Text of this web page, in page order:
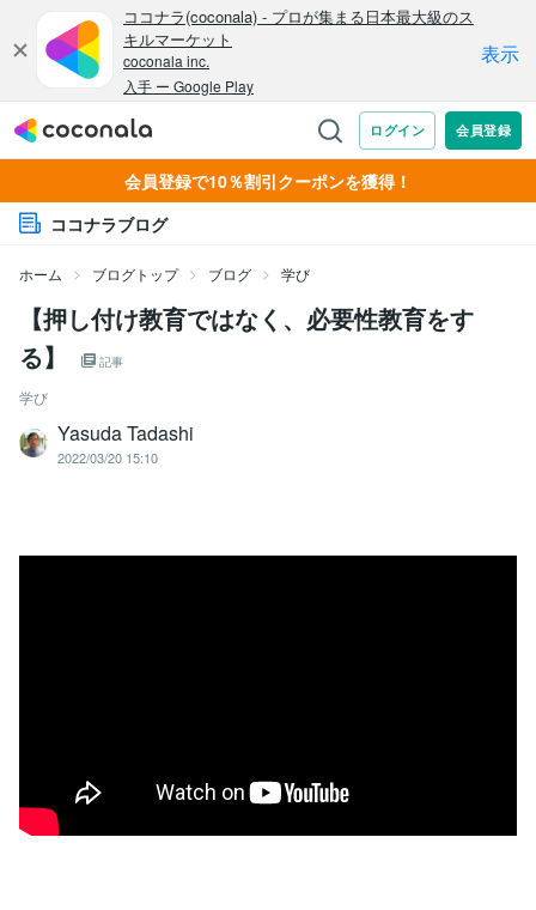
会員登録で10％割引クーポンを獲得！
ココナラブログ
ホーム ブログトップ ブログ 学び
【押し付け教育ではなく、必要性教育をす
る】
記事
学び
Yasuda Tadashi
2022/03/20 15:10